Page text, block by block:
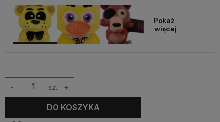
Pokaż
więcej
szt. +
-
DO KOSZYKA